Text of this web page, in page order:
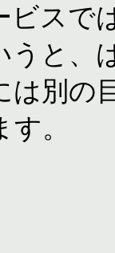
ビスで
うと、
は別の
。